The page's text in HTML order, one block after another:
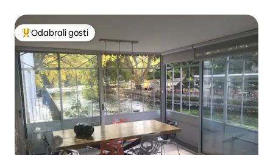
Među najviše rangiranima s oznakom „Odabrali gosti”
Odabrali gosti